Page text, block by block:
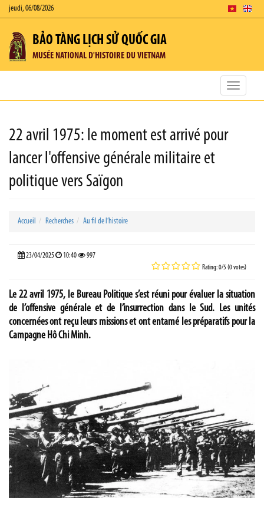
jeudi, 06/08/2026
BẢO TÀNG LỊCH SỬ QUỐC GIA
MUSÉE NATIONAL D'HISTOIRE DU VIETNAM
Toggle
22 avril 1975: le moment est arrivé pour
lancer l'offensive générale militaire et
politique vers Saïgon
Accueil Recherches Au fil de l’histoire
23/04/2025 10:40 997
Rating: 0/5 (0 votes)
Le 22 avril 1975, le Bureau Politique s’est réuni pour évaluer la situation
de l’offensive générale et de l’insurrection dans le Sud. Les unités
concernées ont reçu leurs missions et ont entamé les préparatifs pour la
Campagne Hô Chi Minh.